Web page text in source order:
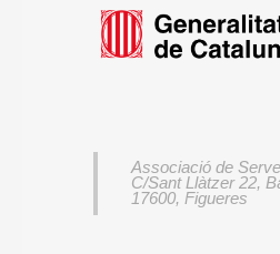
Associació de
C/Sant Llàtzer 22,
17600, Figueres